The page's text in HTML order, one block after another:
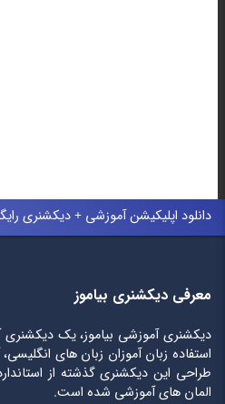
دانلود اپلیکیشن آموزشی + دیکشنری
معرفی دیکشنری بیاموز
دیکشنری آموزشی بیاموز، یک
استفاده زبان آموزان زبان های
طراحی این دیکشنری گذشته از
المان های آموزشی شده است.